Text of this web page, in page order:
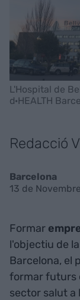
L'Hospital de
d·HEALTH
Redacció
Barcelona
13 de
Formar
l'objectiu de
Barcelona, el
formar futurs
sector salut a